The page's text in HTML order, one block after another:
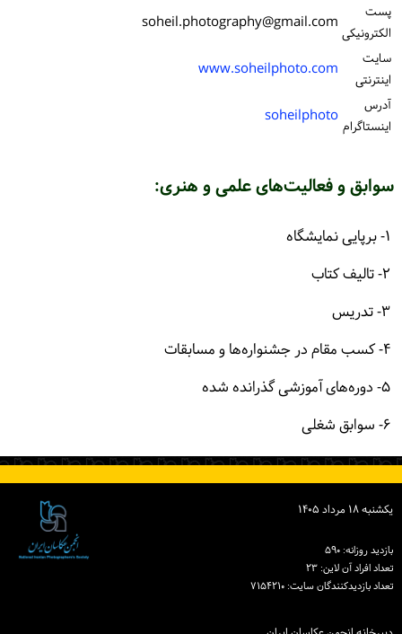
پست
الكترونیكی soheil.photography@gmail.com
سایت
اینترنتی
www.soheilphoto.com
آدرس
اینستاگرام soheilphoto
سوابق و فعالیت‌های علمی و هنری:
۱- برپایی نمایشگاه
۲- تالیف کتاب
۳- تدریس
۴- کسب مقام در جشنواره‌ها و مسابقات
۵- دوره‌های آموزشی گذرانده شده
۶- سوابق شغلی
یكشنبه ۱۸ مرداد ۱۴۰۵
بازدید روزانه: ۵۹۰
تعداد افراد آن لاین: ۲۳
تعداد بازدیدكنندگان سایت: ۷۱۵۴۲۱۰